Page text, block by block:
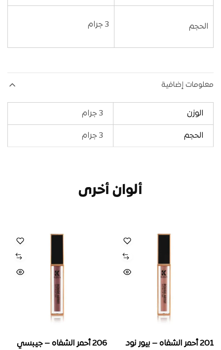
الحجم 3 جرام
معلومات إضافية
الوزن 3 جرام
الحجم 3 جرام
ألوان أخرى
201 أحمر الشفاه – بيور نود 206 أحمر الشفاه – جيبسي